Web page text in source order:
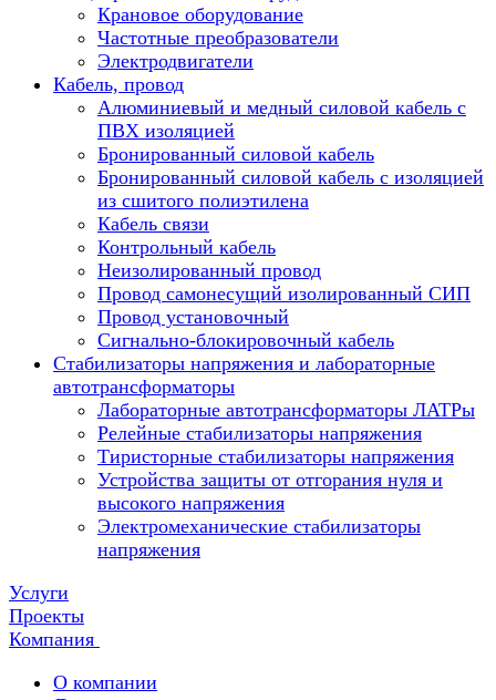
Крановое оборудование
Частотные преобразователи
Электродвигатели
Кабель, провод
Алюминиевый и медный силовой кабель с
ПВХ изоляцией
Бронированный силовой кабель
Бронированный силовой кабель с изоляцией
из сшитого полиэтилена
Кабель связи
Контрольный кабель
Неизолированный провод
Провод самонесущий изолированный СИП
Провод установочный
Сигнально-блокировочный кабель
Стабилизаторы напряжения и лабораторные
автотрансформаторы
Лабораторные автотрансформаторы ЛАТРы
Релейные стабилизаторы напряжения
Тиристорные стабилизаторы напряжения
Устройства защиты от отгорания нуля и
высокого напряжения
Электромеханические стабилизаторы
напряжения
Услуги
Проекты
Компания
О компании